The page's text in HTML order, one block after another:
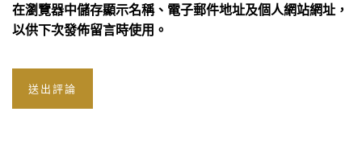
在瀏覽器中儲存顯示名稱、電子郵件地址及個人網站網址，
以供下次發佈留言時使用。